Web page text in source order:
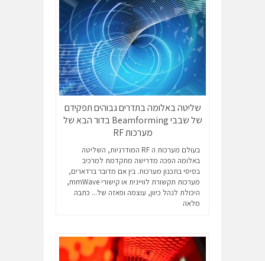
שליטה באלומה בתדרים גבוהים תפקידם
של שבבי Beamforming בדור הבא של
מערכות RF
בעולם מערכות ה RF המודרניות, השליטה
באלומה הפכה מדרישה מתקדמת למרכיב
בסיסי בתכנון מערכות. בין אם מדובר ברדארים,
מערכות תקשורת לוויינית או קישורי mmWave,
היכולת לנהל כיוון, עוצמה ופאזה של... כתבה
מלאה